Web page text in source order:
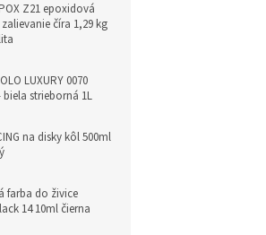
Z21 epoxidová
číra 1,29 kg
LUXURY 0070
strieborná 1L
na disky kôl 500ml
farba do živice
14 10ml čierna